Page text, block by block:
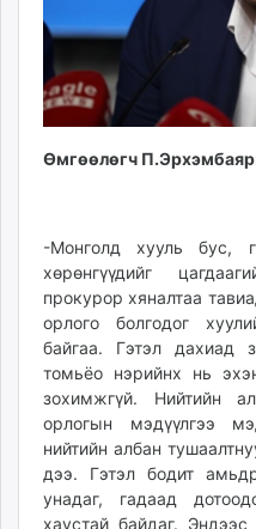
Өмгөөлөгч
-Монголд хууль бус,
хөрөнгүүдийг
прокурор хяналтаа
орлого болгодог
байгаа. Гэтэл дахиад
томьёо нэрийнх нь
зохимжгүй. Нийтийн
орлогын мэдүүлгээ
нийтийн албан
дээ. Гэтэл бодит
унадаг, гадаад
хаустай байдаг.